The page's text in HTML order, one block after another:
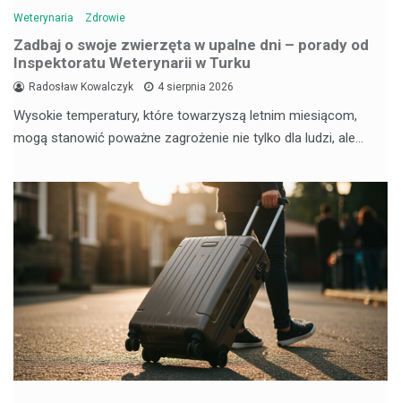
Weterynaria Zdrowie
Zadbaj o swoje zwierzęta w upalne dni – porady od
Inspektoratu Weterynarii w Turku
Radosław Kowalczyk 4 sierpnia 2026
Wysokie temperatury, które towarzyszą letnim miesiącom,
mogą stanowić poważne zagrożenie nie tylko dla ludzi, ale…